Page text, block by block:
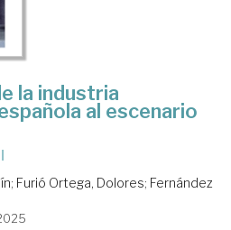
la industria
al escenario
; Furió Ortega, Dolores; Fernández